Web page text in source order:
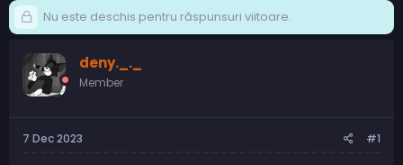
Nu este deschis pentru răspunsuri viitoare.
deny._._
Member
7 Dec 2023 #1